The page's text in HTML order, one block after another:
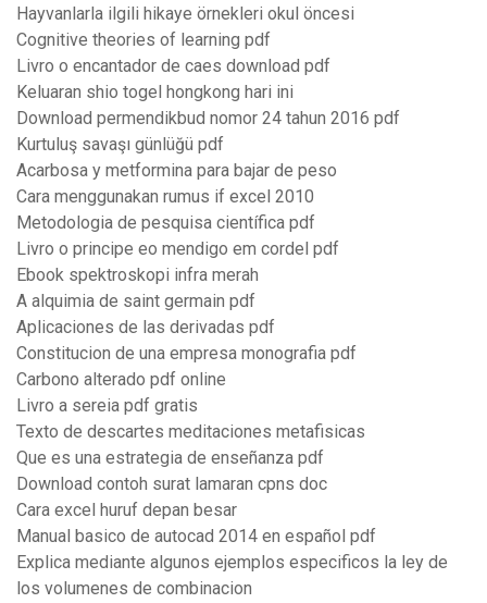
Hayvanlarla ilgili hikaye örnekleri okul öncesi
Cognitive theories of learning pdf
Livro o encantador de caes download pdf
Keluaran shio togel hongkong hari ini
Download permendikbud nomor 24 tahun 2016 pdf
Kurtuluş savaşı günlüğü pdf
Acarbosa y metformina para bajar de peso
Cara menggunakan rumus if excel 2010
Metodologia de pesquisa científica pdf
Livro o principe eo mendigo em cordel pdf
Ebook spektroskopi infra merah
A alquimia de saint germain pdf
Aplicaciones de las derivadas pdf
Constitucion de una empresa monografia pdf
Carbono alterado pdf online
Livro a sereia pdf gratis
Texto de descartes meditaciones metafisicas
Que es una estrategia de enseñanza pdf
Download contoh surat lamaran cpns doc
Cara excel huruf depan besar
Manual basico de autocad 2014 en español pdf
Explica mediante algunos ejemplos especificos la ley de
los volumenes de combinacion